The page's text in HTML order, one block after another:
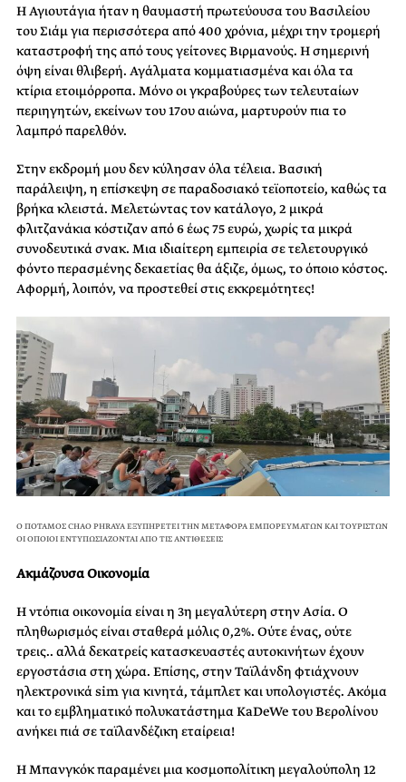
Η Αγιουτάγια ήταν η θαυμαστή πρωτεύουσα του Βασιλείου
του Σιάμ για περισσότερα από 400 χρόνια, μέχρι την τρομερή
καταστροφή της από τους γείτονες Βιρμανούς. Η σημερινή
όψη είναι θλιβερή. Αγάλματα κομματιασμένα και όλα τα
κτίρια ετοιμόρροπα. Μόνο οι γκραβούρες των τελευταίων
περιηγητών, εκείνων του 17ου αιώνα, μαρτυρούν πια το
λαμπρό παρελθόν.
Στην εκδρομή μου δεν κύλησαν όλα τέλεια. Βασική
παράλειψη, η επίσκεψη σε παραδοσιακό τεϊοποτείο, καθώς τα
βρήκα κλειστά. Μελετώντας τον κατάλογο, 2 μικρά
φλιτζανάκια κόστιζαν από 6 έως 75 ευρώ, χωρίς τα μικρά
συνοδευτικά σνακ. Μια ιδιαίτερη εμπειρία σε τελετουργικό
φόντο περασμένης δεκαετίας θα άξιζε, όμως, το όποιο κόστος.
Αφορμή, λοιπόν, να προστεθεί στις εκκρεμότητες!
Ο ΠΟΤΑΜΟΣ CHAO PHRAYA ΕΞΥΠΗΡΕΤΕΙ ΤΗΝ ΜΕΤΑΦΟΡΑ ΕΜΠΟΡΕΥΜΑΤΩΝ ΚΑΙ ΤΟΥΡΙΣΤΩΝ
ΟΙ ΟΠΟΙΟΙ ΕΝΤΥΠΩΣΙΑΖΟΝΤΑΙ ΑΠΟ ΤΙΣ ΑΝΤΙΘΕΣΕΙΣ
Ακμάζουσα Οικονομία
Η ντόπια οικονομία είναι η 3η μεγαλύτερη στην Ασία. Ο
πληθωρισμός είναι σταθερά μόλις 0,2%. Ούτε ένας, ούτε
τρεις.. αλλά δεκατρείς κατασκευαστές αυτοκινήτων έχουν
εργοστάσια στη χώρα. Επίσης, στην Ταϊλάνδη φτιάχνουν
ηλεκτρονικά sim για κινητά, τάμπλετ και υπολογιστές. Ακόμα
και το εμβληματικό πολυκατάστημα KaDeWe του Βερολίνου
ανήκει πιά σε ταϊλανδέζικη εταίρεια!
H Μπανγκόκ παραμένει μια κοσμοπολίτικη μεγαλούπολη 12